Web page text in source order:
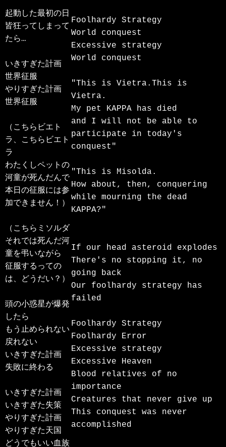
起動した最初の日
皆狂ってしまって
たら…
いきすぎた計画
世界征服
やりすぎた計画
世界征服
（こちらビエト
ラ、こちらビエト
ラ
わたくしペットの
河童が死んだんで
本日の征服には参
加できません！）
（こちらミソルダ
それでは死んだ河
童を弔いながら
征服するっての
は、どうだい？）
頭の小惑星が爆発
したら
もう止められない
戻れない
いきすぎた計画
失敗に終わる
いきすぎた計画
いきすぎた失策
やりすぎた計画
やりすぎた天国
どうでもいい血族
Foolhardy Strategy
World conquest
Excessive strategy
World conquest
"This is Vietra.This is
Vietra.
My pet KAPPA has died
and I will not be able to
participate in today's
conquest"
"This is Misolda.
How about, then, conquering
while mourning the dead
KAPPA?"
If our head asteroid explodes
There's no stopping it, no
going back
Our foolhardy strategy has
failed
Foolhardy Strategy
Foolhardy Error
Excessive strategy
Excessive Heaven
Blood relatives of no
importance
Creatures that never give up
This conquest was never
accomplished